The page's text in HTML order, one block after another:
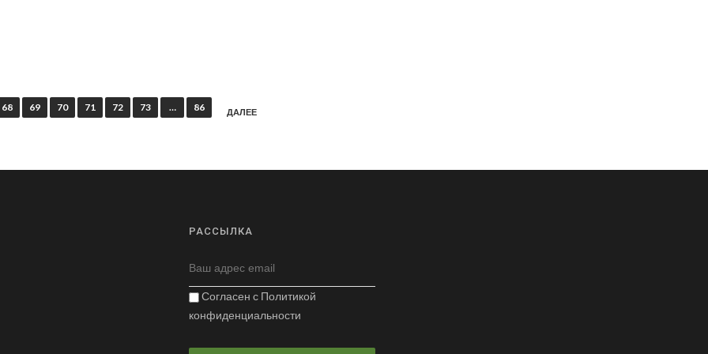
68 69 70 71 72 73 … 86 ДАЛЕЕ
РАССЫЛКА
Согласен с Политикой
конфиденциальности